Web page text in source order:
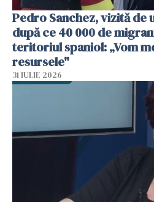
Pedro Sanchez, vizită de
după ce 40 000 de
teritoriul spaniol: „Vom
resursele"
31 IULIE 2026